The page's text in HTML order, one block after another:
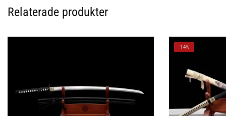
Relaterade produkter
-14%